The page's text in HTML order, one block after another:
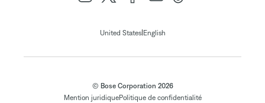
United States| English
© Bose Corporation 2026
Mention juridiquePolitique de confidentialité